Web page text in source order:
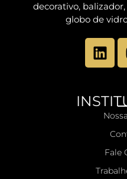
decorativo,
globo de
Fale